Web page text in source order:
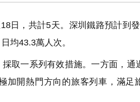
日，共計5天。深圳鐵路預計到
均43.3萬人次。
取一系列有效措施。一方面，通
加開熱門方向的旅客列車，滿足